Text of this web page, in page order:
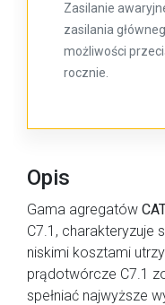
Zasilanie
zasilania
możliwości
rocznie.
Opis
Gama agregatów
C7.1, charakteryzuje
niskimi kosztami
prądotwórcze C7.1
spełniać najwyższe